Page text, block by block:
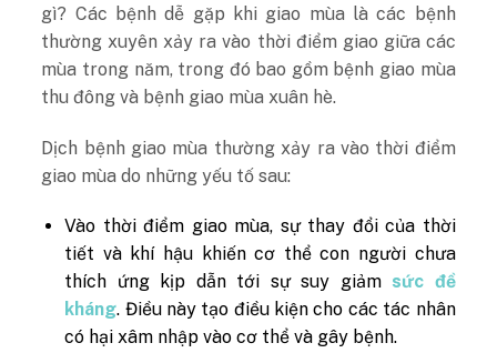
gì? Các bệnh dễ gặp khi giao mùa là các bệnh
thường xuyên xảy ra vào thời điểm giao giữa các
mùa trong năm, trong đó bao gồm bệnh giao mùa
thu đông và bệnh giao mùa xuân hè.
Dịch bệnh giao mùa thường xảy ra vào thời điểm
giao mùa do những yếu tố sau:
Vào thời điểm giao mùa, sự thay đổi của thời
tiết và khí hậu khiến cơ thể con người chưa
thích ứng kịp dẫn tới sự suy giảm sức đề
kháng. Điều này tạo điều kiện cho các tác nhân
có hại xâm nhập vào cơ thể và gây bệnh.